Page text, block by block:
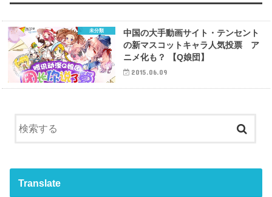
未分類
中国の大手動画サイト・テンセント
の新マスコットキャラ人気投票 ア
ニメ化も？ 【Q娘団】
2015.06.09
Translate